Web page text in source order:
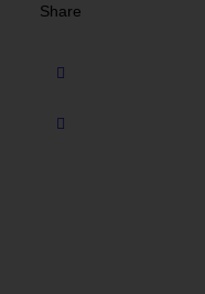
Share